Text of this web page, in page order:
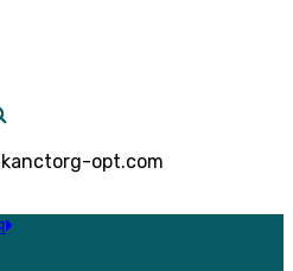
opt.com